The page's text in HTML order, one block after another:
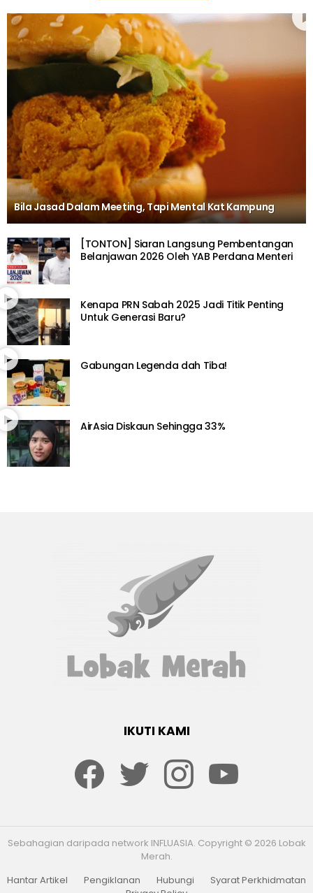
Bila Jasad Dalam Meeting, Tapi Mental Kat Kampung
[TONTON] Siaran Langsung Pembentangan
Belanjawan 2026 Oleh YAB Perdana Menteri
Kenapa PRN Sabah 2025 Jadi Titik Penting
Untuk Generasi Baru?
Gabungan Legenda dah Tiba!
AirAsia Diskaun Sehingga 33%
IKUTI KAMI
Sebahagian daripada network INFLUASIA. Copyright © 2026 Lobak
Merah.
Hantar Artikel
Pengiklanan Hubungi
Syarat Perkhidmatan